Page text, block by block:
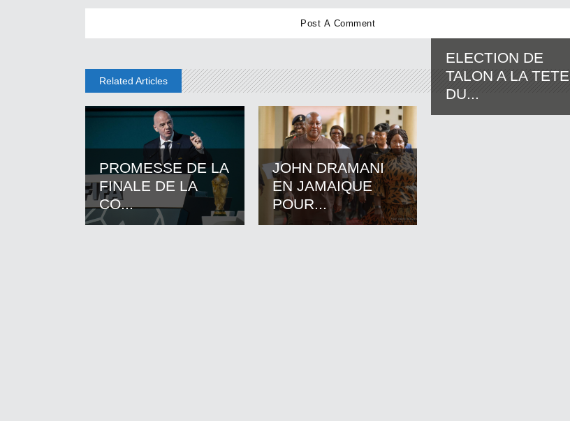
Related Articles
PROMESSE DE LA
FINALE DE LA
CO...
JOHN DRAMANI
EN JAMAIQUE
POUR...
ELECTION DE
TALON A LA TETE
DU...